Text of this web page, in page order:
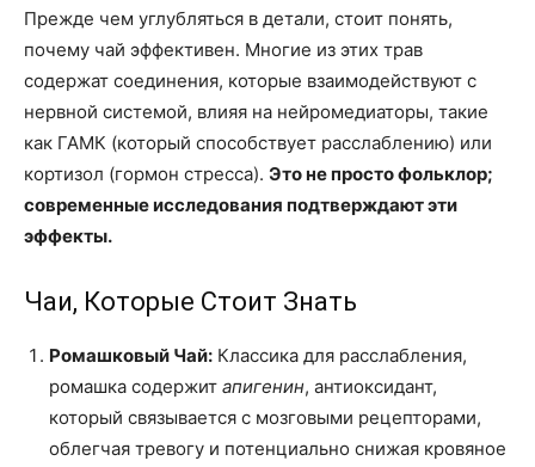
Прежде чем углубляться в детали, стоит понять,
почему чай эффективен. Многие из этих трав
содержат соединения, которые взаимодействуют с
нервной системой, влияя на нейромедиаторы, такие
как ГАМК (который способствует расслаблению) или
кортизол (гормон стресса). Это не просто фольклор;
современные исследования подтверждают эти
эффекты.
Чаи, Которые Стоит Знать
Ромашковый Чай: Классика для расслабления,
ромашка содержит апигенин, антиоксидант,
который связывается с мозговыми рецепторами,
облегчая тревогу и потенциально снижая кровяное